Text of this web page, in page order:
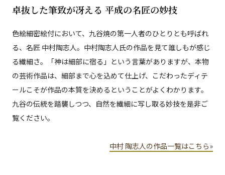
卓抜した筆致が冴える 平成の名匠の妙技
色絵細密絵付において、九谷焼の第一人者のひとりとも呼ばれ
る、名匠 中村陶志人。中村陶志人氏の作品を見て誰しもが感じ
る繊細さ。「神は細部に宿る」という言葉がありますが、本物
の芸術作品は、細部まで心を込めて仕上げ、こだわったディテ
ールこそが作品の本質を決めるということがよくわかります。
九谷の伝統を踏襲しつつ、自然を繊細に写し取る妙技を是非ご
覧ください。
中村 陶志人の作品一覧はこちら»